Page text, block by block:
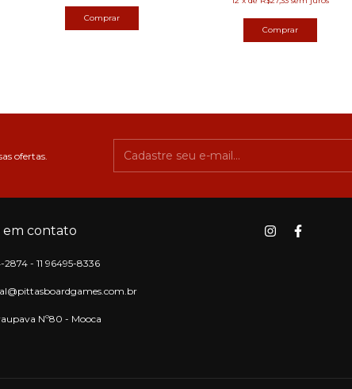
ofertas.
em contato
2874 - 11 96495-8336
Nº80 - Mooca